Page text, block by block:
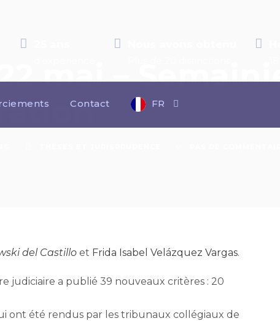
Contact FR
mai –
del Castillo et Frida Isabel Velázquez Vargas.
judiciaire a publié 39 nouveaux critères : 20
ont été rendus par les tribunaux collégiaux de